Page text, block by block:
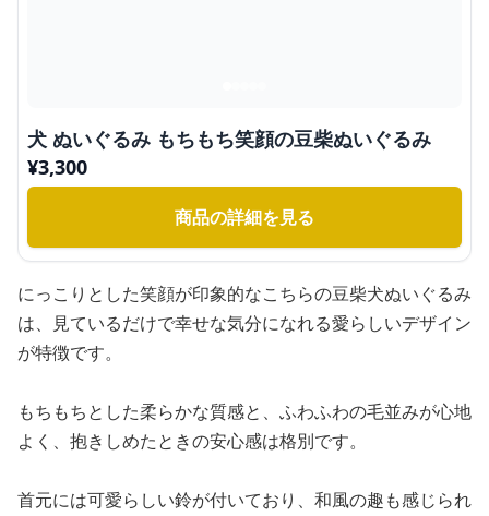
犬 ぬいぐるみ もちもち笑顔の豆柴ぬいぐるみ
¥3,300
商品の詳細を見る
にっこりとした笑顔が印象的なこちらの豆柴犬ぬいぐるみ
は、見ているだけで幸せな気分になれる愛らしいデザイン
が特徴です。
もちもちとした柔らかな質感と、ふわふわの毛並みが心地
よく、抱きしめたときの安心感は格別です。
首元には可愛らしい鈴が付いており、和風の趣も感じられ